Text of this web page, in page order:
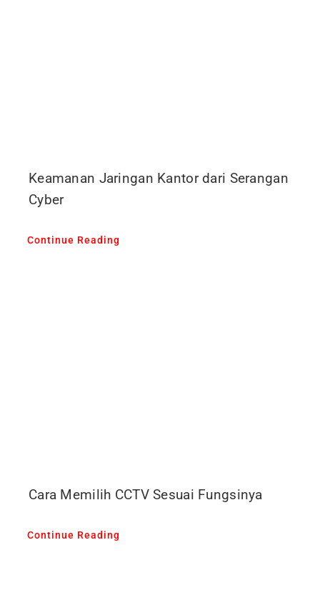
Keamanan Jaringan Kantor dari Serangan
Cyber
Continue Reading
Cara Memilih CCTV Sesuai Fungsinya
Continue Reading